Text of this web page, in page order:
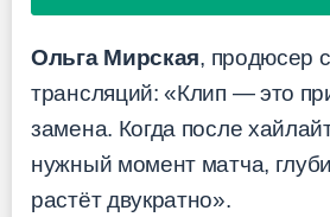
Ольга Мирская, продюсер
трансляций: «Клип — это
замена. Когда после
нужный момент матча,
растёт двукратно».